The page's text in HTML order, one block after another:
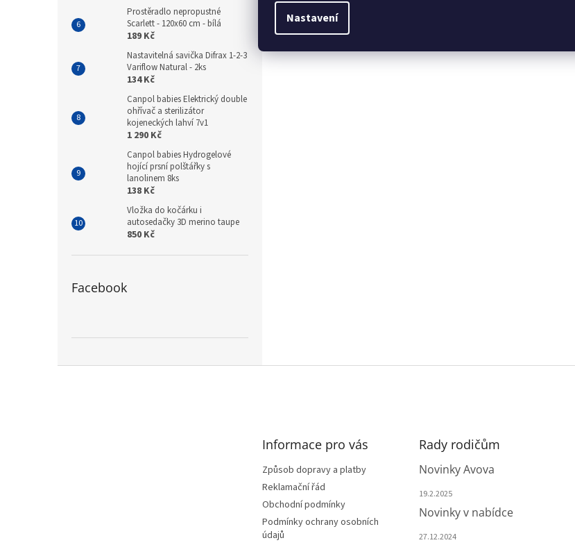
Nastavení
Prostěradlo nepropustné
Scarlett - 120x60 cm - bílá
189 Kč
Nastavitelná savička Difrax 1-2-3
Variflow Natural - 2ks
134 Kč
Canpol babies Elektrický double
ohřívač a sterilizátor
kojeneckých lahví 7v1
1 290 Kč
Canpol babies Hydrogelové
hojící prsní polštářky s
lanolinem 8ks
138 Kč
Vložka do kočárku i
autosedačky 3D merino taupe
850 Kč
Facebook
Informace pro vás
Způsob dopravy a platby
Reklamační řád
Obchodní podmínky
Podmínky ochrany osobních
údajů
Rady rodičům
Novinky Avova
19.2.2025
Novinky v nabídce
27.12.2024